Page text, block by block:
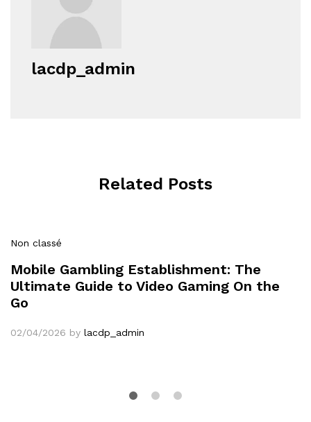
lacdp_admin
Related Posts
Non classé
Mobile Gambling Establishment: The
Ultimate Guide to Video Gaming On the
Go
02/04/2026 by lacdp_admin